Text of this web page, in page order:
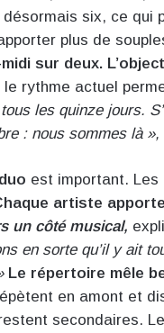
six, ce qui
plus de
sur deux.
le rythme actuel
les quinze jours.
: nous sommes là »,
est important. Les
artiste
un côté musical,
en sorte qu’il y ait
Le répertoire mêle
en amont et
secondaires.